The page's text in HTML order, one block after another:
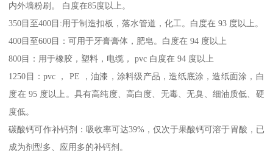
内外墙粉刷。 白度在85度以上。
350目至400目:用于制造扣板，落水管道，化工。白度在 93 度以上。
400目至600目：可用于牙膏膏体，肥皂。白度在 94 度以上
800目：用于橡胶，塑料，电缆， pvc 白度在 94 度以上
1250目：pvc ， PE ，油漆，涂料级产品，造纸底涂，造纸面涂，白
度在 95 度以上。具有高纯度、高白度、无毒、无臭、细油质低、硬
度低。
碳酸钙可作补钙剂：吸收率可达39%，仅次于果酸钙可溶于胃酸，已
成为剂型多、应用多的补钙剂。